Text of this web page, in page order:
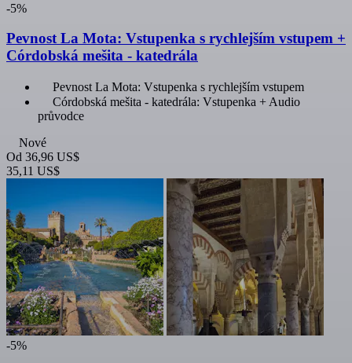
-5%
Pevnost La Mota: Vstupenka s rychlejším vstupem +
Córdobská mešita - katedrála
Pevnost La Mota: Vstupenka s rychlejším vstupem
Córdobská mešita - katedrála: Vstupenka + Audio
průvodce
Nové
Od 36,96 US$
35,11 US$
-5%